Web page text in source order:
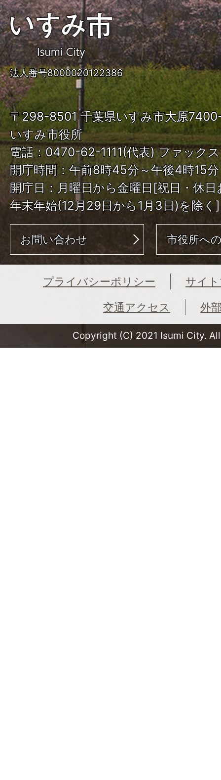
い
す
み
市
ISUMI
City
法人番号8000020122386
〒298-8501 千葉県いすみ市大原
いすみ市役所
電話：0470-62-1111(代表) ファック
開庁時間：午前8時45分～午後4時15分
開庁日：月曜日から金曜日[祝日・休日
年末年始(12月29日から1月3日)を除く]
お問い合わせ 市役所へ
プライバシーポリシー
サイ
交通アクセス
外
Copyright (C) 2021 Isumi City.